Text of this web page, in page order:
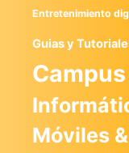
Entretenimiento
Guias y
Campus
Móviles